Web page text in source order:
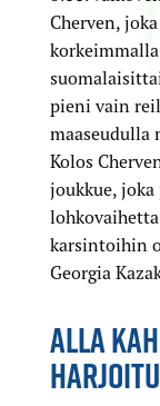
Cherven,
pieni vain
maaseudulla
Kolos
joukkue,
karsintoihin
Georgia
ALLA